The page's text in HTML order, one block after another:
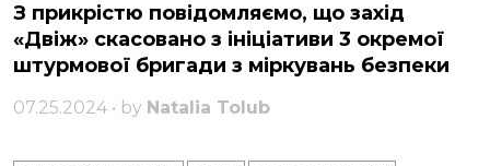
З прикрістю повідомляємо, що захід
«Двіж» скасовано з ініціативи 3 окремої
штурмової бригади з міркувань безпеки
07.25.2024 • by Natalia Tolub